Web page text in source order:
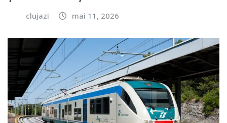
clujazi mai 11, 2026